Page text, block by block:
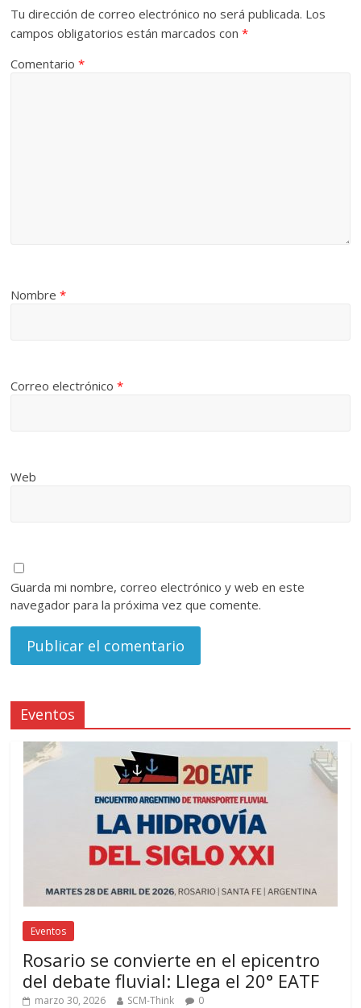
Tu dirección de correo electrónico no será publicada. Los
campos obligatorios están marcados con*
Comentario*
Nombre*
Correo electrónico*
Web
Guarda mi nombre, correo electrónico y web en este
navegador para la próxima vez que comente.
Eventos
Eventos
Rosario se convierte en el epicentro
del debate fluvial: Llega el 20° EATF
marzo 30, 2026 SCM-Think 0